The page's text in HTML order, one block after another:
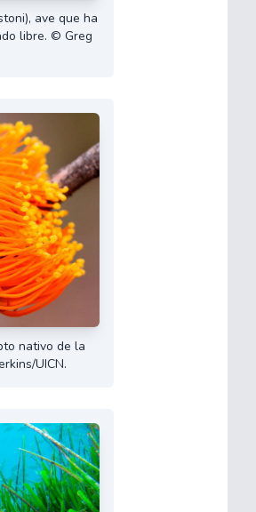
ave que ha
libre. © Greg
nativo de la
UICN.